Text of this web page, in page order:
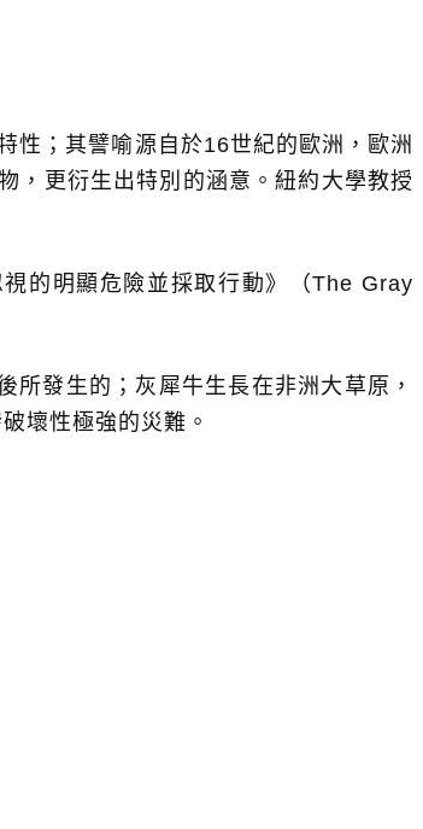
性；其譬喻源自於16世紀的歐洲，歐洲
，更衍生出特別的涵意。紐約大學教授
的明顯危險並採取行動》（The Gray
所發生的；灰犀牛生長在非洲大草原，
壞性極強的災難。